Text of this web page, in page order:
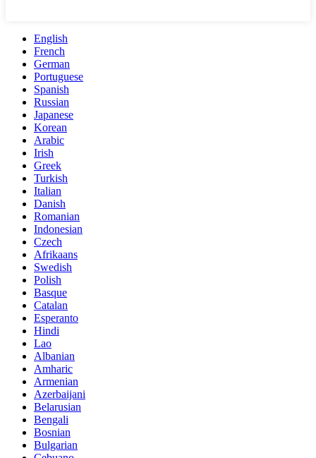
English
French
German
Portuguese
Spanish
Russian
Japanese
Korean
Arabic
Irish
Greek
Turkish
Italian
Danish
Romanian
Indonesian
Czech
Afrikaans
Swedish
Polish
Basque
Catalan
Esperanto
Hindi
Lao
Albanian
Amharic
Armenian
Azerbaijani
Belarusian
Bengali
Bosnian
Bulgarian